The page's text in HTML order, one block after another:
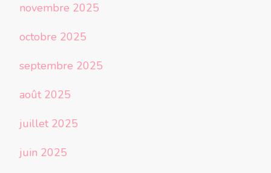
novembre 2025
octobre 2025
septembre 2025
août 2025
juillet 2025
juin 2025